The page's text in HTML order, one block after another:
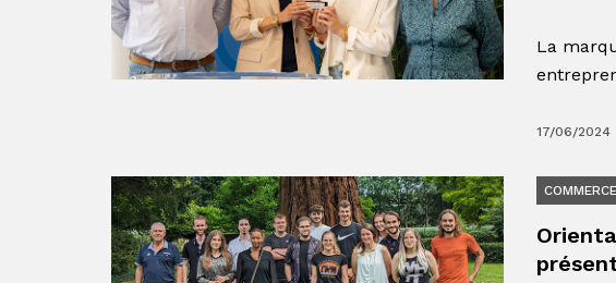
La
17/06/2024
COMMERCE